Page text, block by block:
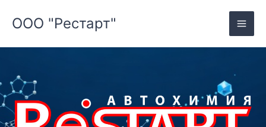
ООО "Рестарт"